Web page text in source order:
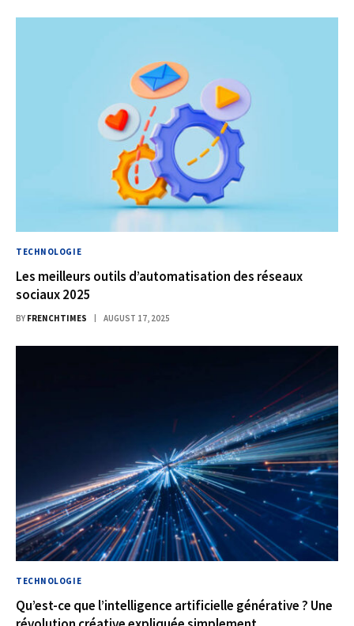
TECHNOLOGIE
Les meilleurs outils d’automatisation des réseaux
sociaux 2025
BY FRENCHTIMES AUGUST 17, 2025
TECHNOLOGIE
Qu’est-ce que l’intelligence artificielle générative ? Une